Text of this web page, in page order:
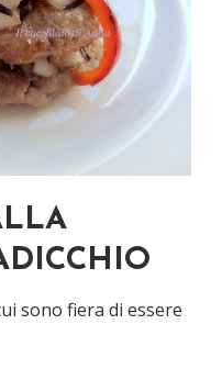
sono fiera di essere